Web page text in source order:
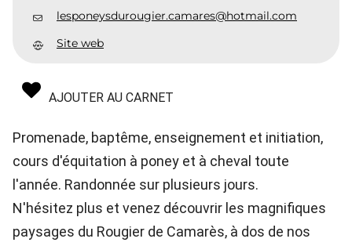
lesponeysdurougier.camares@hotmail.com
Site web
AJOUTER AU CARNET
Promenade, baptême, enseignement et initiation,
cours d'équitation à poney et à cheval toute
l'année. Randonnée sur plusieurs jours.
N'hésitez plus et venez découvrir les magnifiques
paysages du Rougier de Camarès, à dos de nos